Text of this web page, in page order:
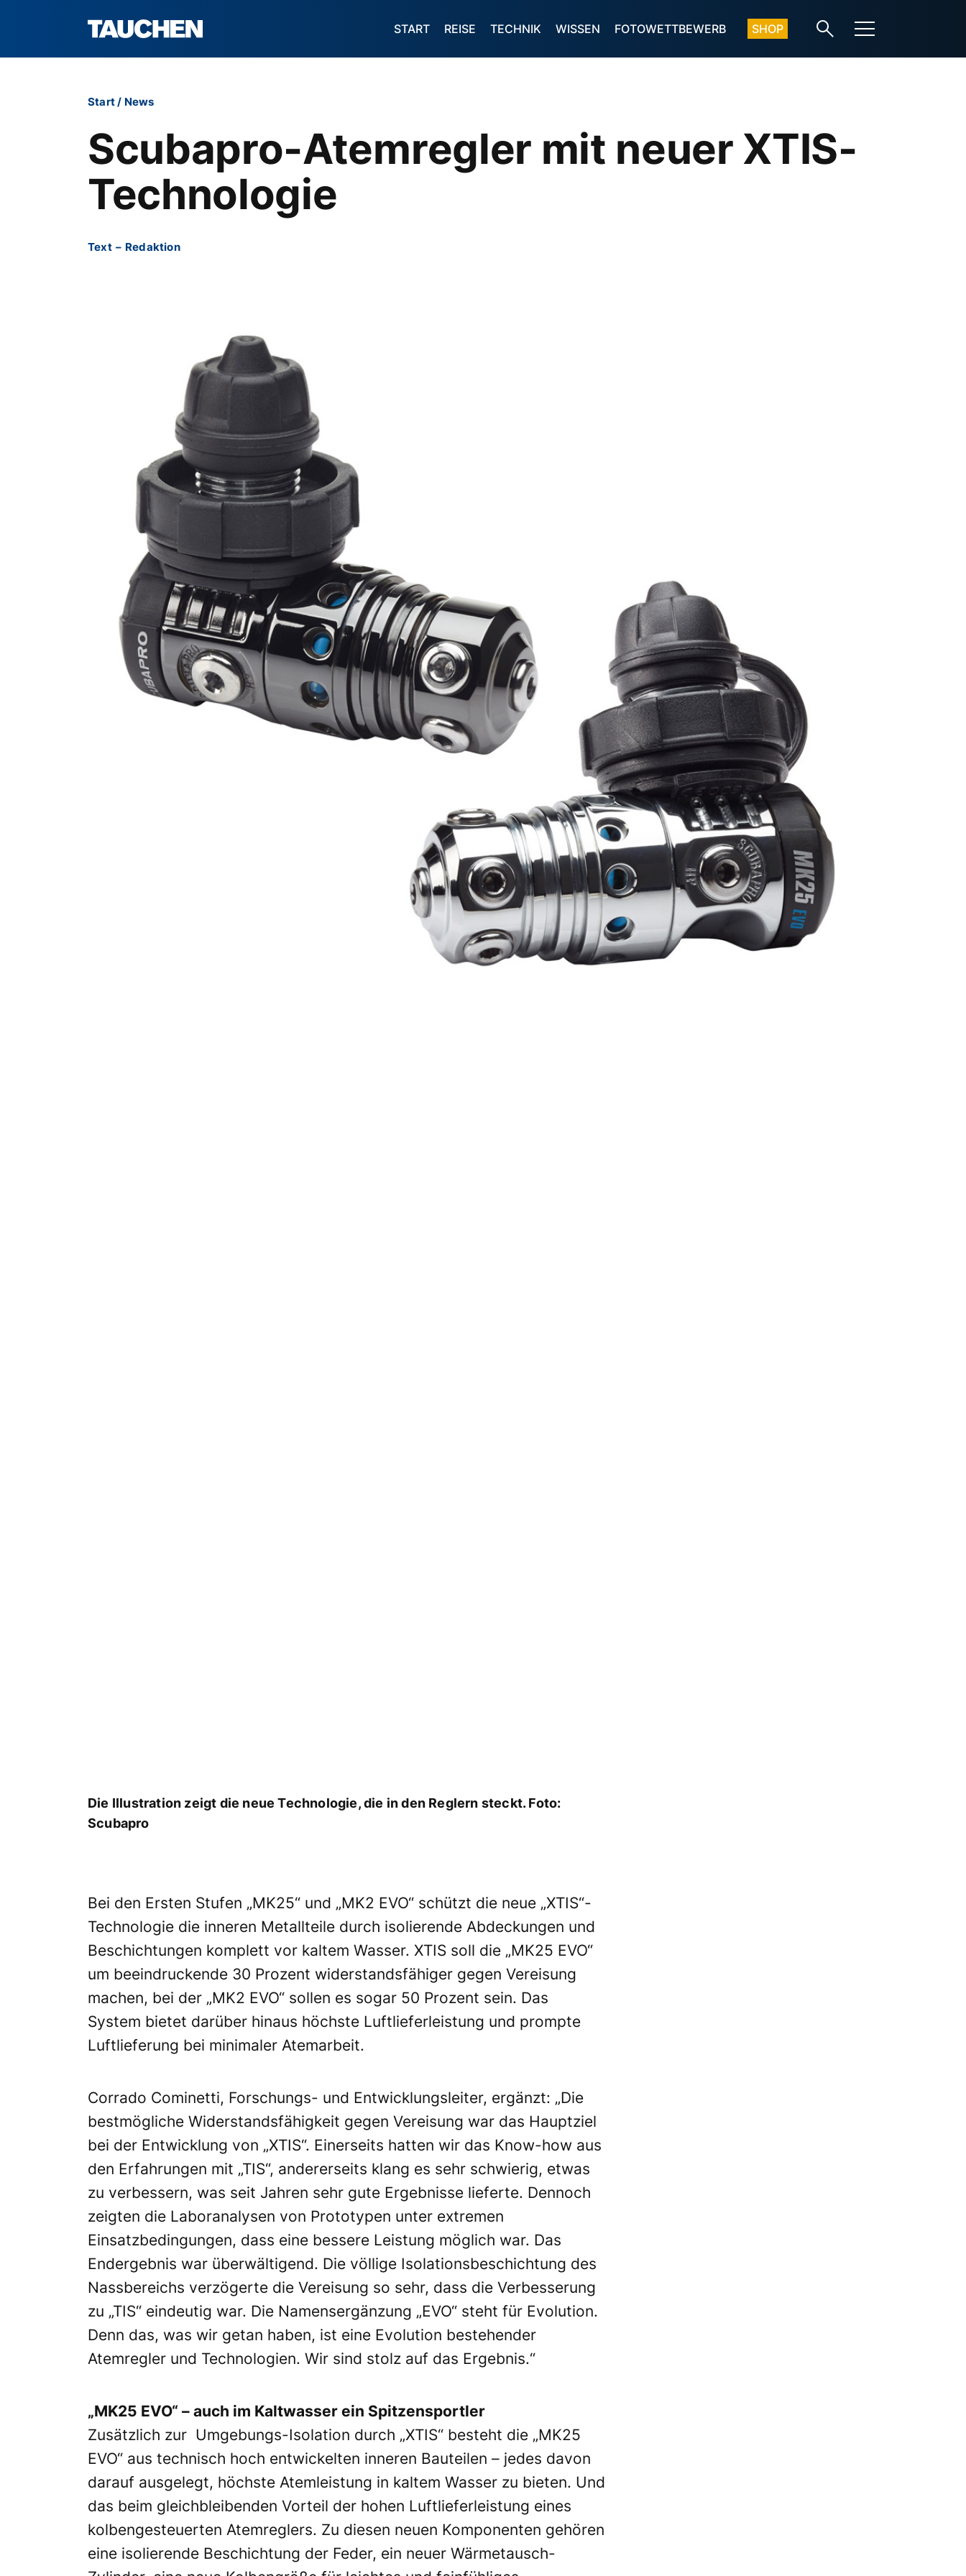
START REISE TECHNIK WISSEN FOTOWETTBEWERB SHOP
Start/ News
Scubapro-Atemregler mit neuer XTIS-
Technologie
Text – Redaktion
Die Illustration zeigt die neue Technologie, die in den Reglern steckt. Foto:
Scubapro
Bei den Ersten Stufen „MK25“ und „MK2 EVO“ schützt die neue „XTIS“-
Technologie die inneren Metallteile durch isolierende Abdeckungen und
Beschichtungen komplett vor kaltem Wasser. XTIS soll die „MK25 EVO“
um beeindruckende 30 Prozent widerstandsfähiger gegen Vereisung
machen, bei der „MK2 EVO“ sollen es sogar 50 Prozent sein. Das
System bietet darüber hinaus höchste Luftlieferleistung und prompte
Luftlieferung bei minimaler Atemarbeit.
Corrado Cominetti, Forschungs- und Entwicklungsleiter, ergänzt: „Die
bestmögliche Widerstandsfähigkeit gegen Vereisung war das Hauptziel
bei der Entwicklung von „XTIS“. Einerseits hatten wir das Know-how aus
den Erfahrungen mit „TIS“, andererseits klang es sehr schwierig, etwas
zu verbessern, was seit Jahren sehr gute Ergebnisse lieferte. Dennoch
zeigten die Laboranalysen von Prototypen unter extremen
Einsatzbedingungen, dass eine bessere Leistung möglich war. Das
Endergebnis war überwältigend. Die völlige Isolationsbeschichtung des
Nassbereichs verzögerte die Vereisung so sehr, dass die Verbesserung
zu „TIS“ eindeutig war. Die Namensergänzung „EVO“ steht für Evolution.
Denn das, was wir getan haben, ist eine Evolution bestehender
Atemregler und Technologien. Wir sind stolz auf das Ergebnis.“
„MK25 EVO“ – auch im Kaltwasser ein Spitzensportler
Zusätzlich zur Umgebungs-Isolation durch „XTIS“ besteht die „MK25
EVO“ aus technisch hoch entwickelten inneren Bauteilen – jedes davon
darauf ausgelegt, höchste Atemleistung in kaltem Wasser zu bieten. Und
das beim gleichbleibenden Vorteil der hohen Luftlieferleistung eines
kolbengesteuerten Atemreglers. Zu diesen neuen Komponenten gehören
eine isolierende Beschichtung der Feder, ein neuer Wärmetausch-